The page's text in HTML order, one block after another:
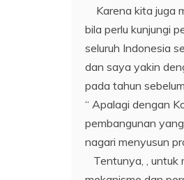
Karena kita juga
bila perlu kunjungi
seluruh Indonesia
dan saya yakin
pada tahun
“ Apalagi dengan
pembangunan
nagari menyusun
Tentunya, , untuk